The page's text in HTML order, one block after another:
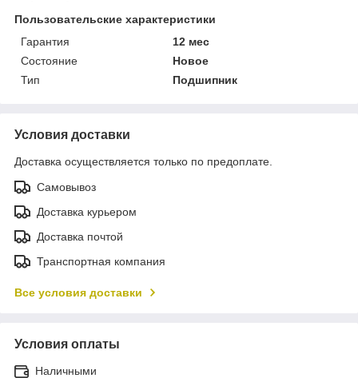
Пользовательские характеристики
Гарантия
12 мес
Состояние
Новое
Тип
Подшипник
Условия доставки
Доставка осуществляется только по предоплате.
Самовывоз
Доставка курьером
Доставка почтой
Транспортная компания
Все условия доставки
Условия оплаты
Наличными